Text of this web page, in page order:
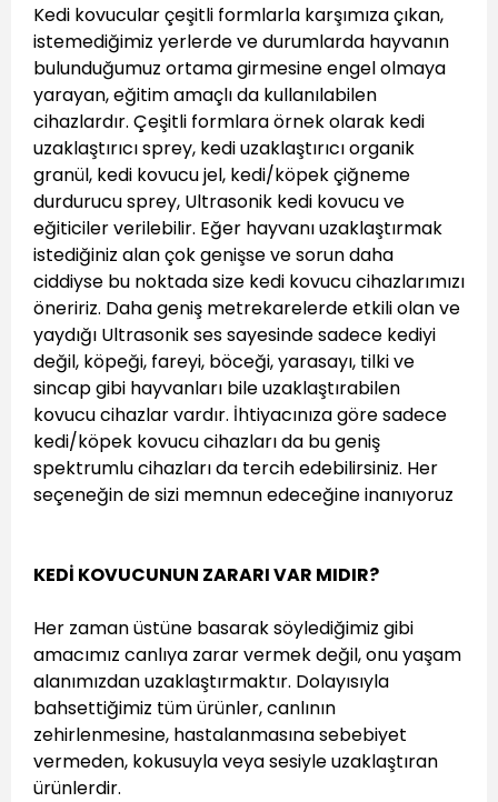
Kedi kovucular çeşitli formlarla karşımıza çıkan,
istemediğimiz yerlerde ve durumlarda hayvanın
bulunduğumuz ortama girmesine engel olmaya
yarayan, eğitim amaçlı da kullanılabilen
cihazlardır. Çeşitli formlara örnek olarak kedi
uzaklaştırıcı sprey, kedi uzaklaştırıcı organik
granül, kedi kovucu jel, kedi/köpek çiğneme
durdurucu sprey, Ultrasonik kedi kovucu ve
eğiticiler verilebilir. Eğer hayvanı uzaklaştırmak
istediğiniz alan çok genişse ve sorun daha
ciddiyse bu noktada size kedi kovucu cihazlarımızı
öneririz. Daha geniş metrekarelerde etkili olan ve
yaydığı Ultrasonik ses sayesinde sadece kediyi
değil, köpeği, fareyi, böceği, yarasayı, tilki ve
sincap gibi hayvanları bile uzaklaştırabilen
kovucu cihazlar vardır. İhtiyacınıza göre sadece
kedi/köpek kovucu cihazları da bu geniş
spektrumlu cihazları da tercih edebilirsiniz. Her
seçeneğin de sizi memnun edeceğine inanıyoruz
KEDİ KOVUCUNUN ZARARI VAR MIDIR?
Her zaman üstüne basarak söylediğimiz gibi
amacımız canlıya zarar vermek değil, onu yaşam
alanımızdan uzaklaştırmaktır. Dolayısıyla
bahsettiğimiz tüm ürünler, canlının
zehirlenmesine, hastalanmasına sebebiyet
vermeden, kokusuyla veya sesiyle uzaklaştıran
ürünlerdir.